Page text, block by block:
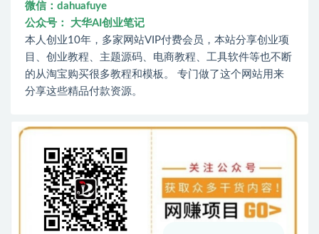
微信：dahuafuye
公众号： 大华AI创业笔记
本人创业10年，多家网站VIP付费会员，本站分享创业项
目、创业教程、主题源码、电商教程、工具软件等也不断
的从淘宝购买很多教程和模板。 专门做了这个网站用来
分享这些精品付款资源。